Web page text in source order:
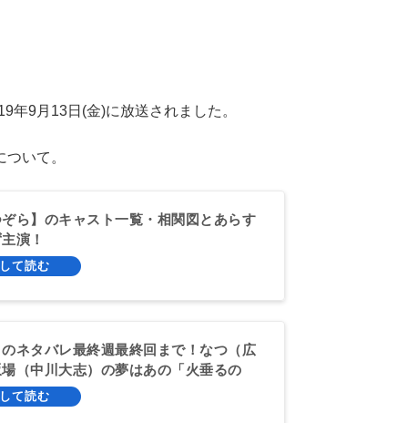
年9月13日(金)に放送されました。
ついて。
ら】のキャスト一覧・相関図とあらす
演！
のネタバレ最終週最終回まで！なつ（広
（中川大志）の夢はあの「火垂るの